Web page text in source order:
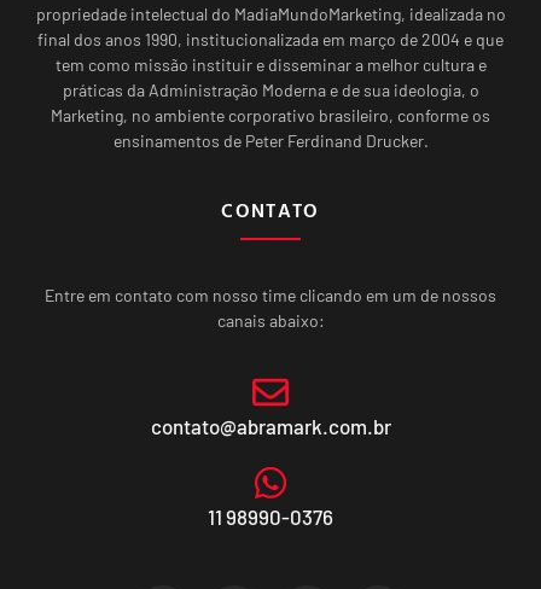
propriedade intelectual do MadiaMundoMarketing, idealizada no
final dos anos 1990, institucionalizada em março de 2004 e que
tem como missão instituir e disseminar a melhor cultura e
práticas da Administração Moderna e de sua ideologia, o
Marketing, no ambiente corporativo brasileiro, conforme os
ensinamentos de Peter Ferdinand Drucker.
CONTATO
Entre em contato com nosso time clicando em um de nossos
canais abaixo:
contato@abramark.com.br
11 98990-0376